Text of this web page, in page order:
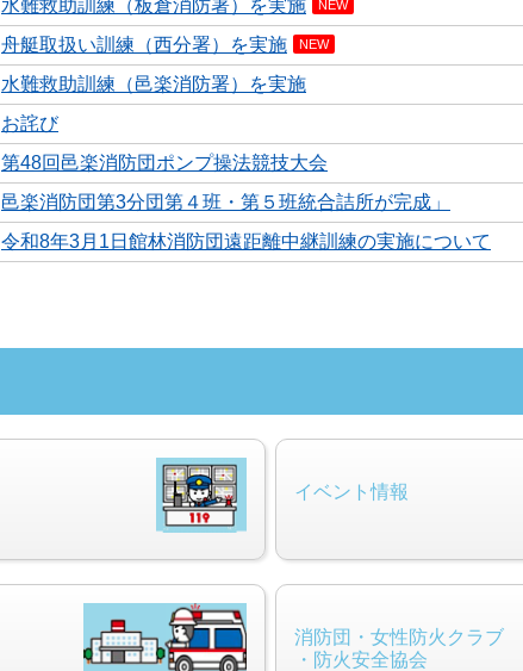
水難救助訓練（板倉消防署）を実施 NEW
舟艇取扱い訓練（西分署）を実施 NEW
水難救助訓練（邑楽消防署）を実施
お詫び
第48回邑楽消防団ポンプ操法競技大会
邑楽消防団第3分団第４班・第５班統合詰所が完成」
令和8年3月1日館林消防団遠距離中継訓練の実施について
イベント情報
消防団・女性防火クラブ
・防火安全協会